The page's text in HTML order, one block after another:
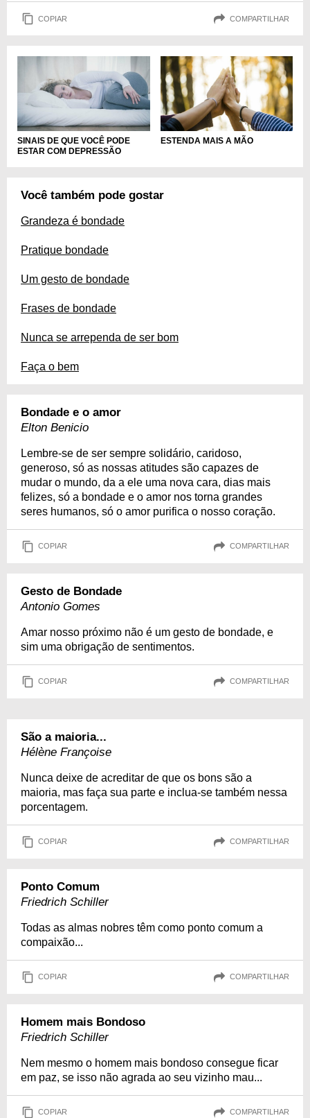
COPIAR COMPARTILHAR
SINAIS DE QUE VOCÊ PODE
ESTAR COM DEPRESSÃO
ESTENDA MAIS A MÃO
Você também pode gostar
Grandeza é bondade
Pratique bondade
Um gesto de bondade
Frases de bondade
Nunca se arrependa de ser bom
Faça o bem
Bondade e o amor
Elton Benicio
Lembre-se de ser sempre solidário, caridoso,
generoso, só as nossas atitudes são capazes de
mudar o mundo, da a ele uma nova cara, dias mais
felizes, só a bondade e o amor nos torna grandes
seres humanos, só o amor purifica o nosso coração.
COPIAR COMPARTILHAR
Gesto de Bondade
Antonio Gomes
Amar nosso próximo não é um gesto de bondade, e
sim uma obrigação de sentimentos.
COPIAR COMPARTILHAR
São a maioria...
Hélène Françoise
Nunca deixe de acreditar de que os bons são a
maioria, mas faça sua parte e inclua-se também nessa
porcentagem.
COPIAR COMPARTILHAR
Ponto Comum
Friedrich Schiller
Todas as almas nobres têm como ponto comum a
compaixão...
COPIAR COMPARTILHAR
Homem mais Bondoso
Friedrich Schiller
Nem mesmo o homem mais bondoso consegue ficar
em paz, se isso não agrada ao seu vizinho mau...
COPIAR COMPARTILHAR